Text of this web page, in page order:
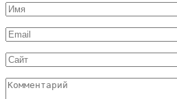
Имя
*
Email
*
Сайт
Комментарий